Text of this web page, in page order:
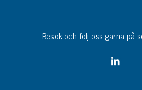
Besök och följ oss gärna på